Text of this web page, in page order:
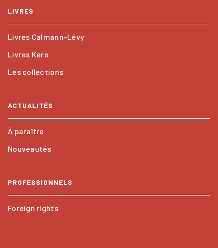
LIVRES
Livres Calmann-Lévy
Livres Kero
Les collections
ACTUALITÉS
À paraître
Nouveautés
PROFESSIONNELS
Foreign rights